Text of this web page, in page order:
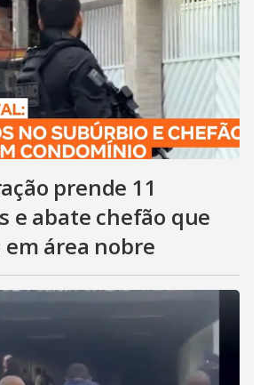
prende 11
e abate chefão que
área nobre